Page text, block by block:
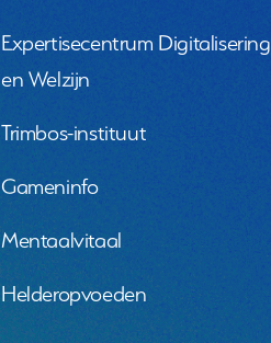
Expertisecentrum Digitalisering
en Welzijn
Trimbos-instituut
Gameninfo
Mentaalvitaal
Helderopvoeden